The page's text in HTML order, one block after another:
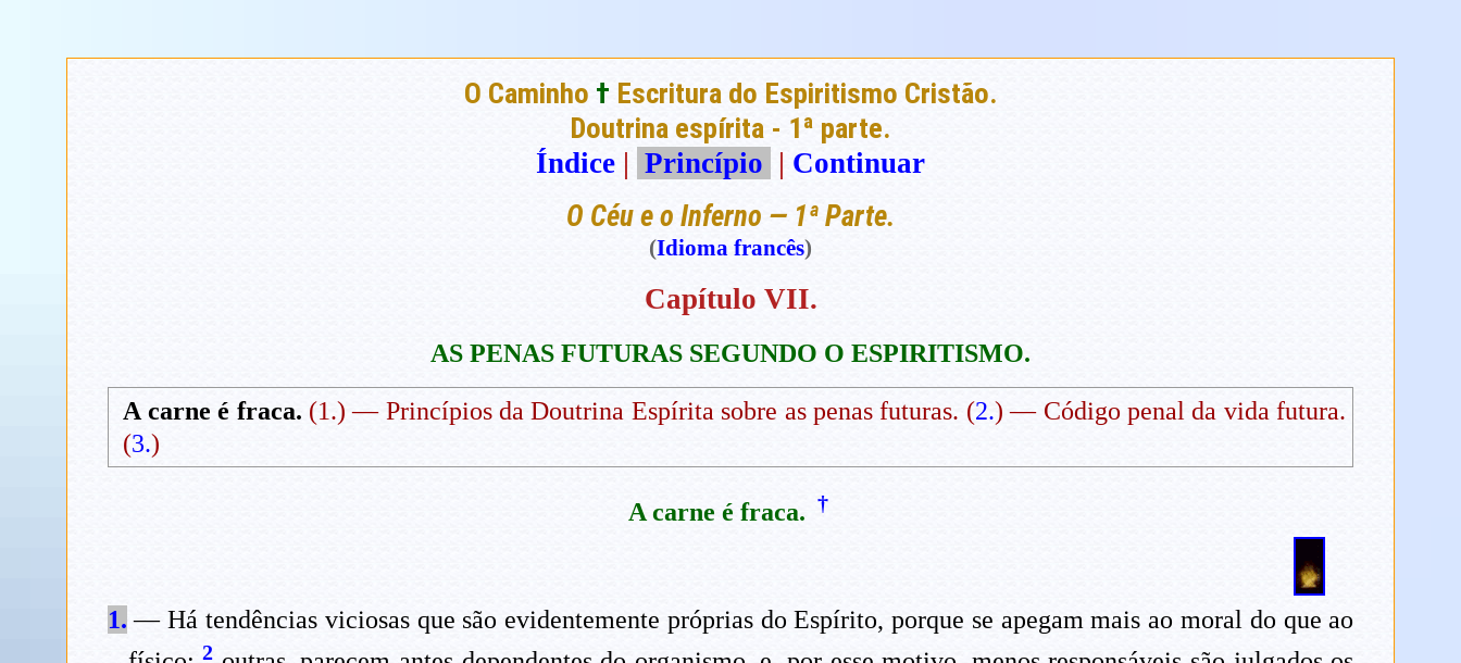
O Caminho † Escritura do Espiritismo Cristão.
Doutrina espírita - 1ª parte.
Índice | Princípio | Continuar
O Céu e o Inferno — 1ª Parte.
(Idioma francês)
Capítulo VII.
AS PENAS FUTURAS SEGUNDO O ESPIRITISMO.
A carne é fraca. (1.) — Princípios da Doutrina Espírita sobre as penas futuras. (2.) — Código penal da vida futura.
(3.)
A carne é fraca. †
1. — Há tendências viciosas que são evidentemente próprias do Espírito, porque se apegam mais ao moral do que ao
2